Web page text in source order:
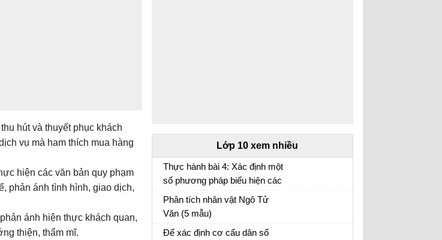
hút và thuyết phục khách
vụ mà ham thích mua hàng
hiện các văn bản quy phạm
phản ánh tình hình, giao dịch,
ánh hiện thực khách quan,
thiện, thẩm mĩ.
Lớp 10 xem nhiều
Thực hành bài 4: Xác định một
số phương pháp biểu hiện các
đối tượng địa lí trên bản đồ Địa
lí 10 trang 17
Phân tích nhân vật Ngô Tử
Văn (5 mẫu)
Phân tích hình tượng nhân vật Ngô Tử Văn
Để xác định cơ cấu dân số